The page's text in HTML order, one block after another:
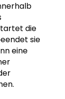
die
sie
eine